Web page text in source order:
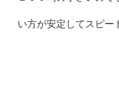
い方が安定してスピー